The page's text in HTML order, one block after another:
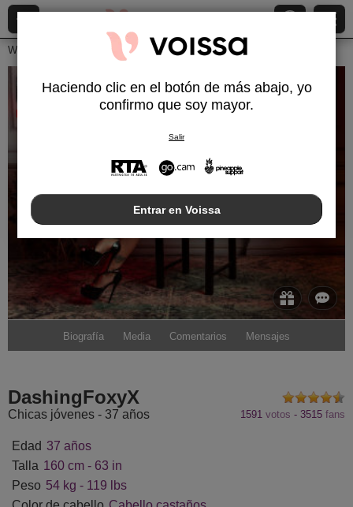
Webcams en vivo Chicas jóvenes Dashingfoxyx
DashingFoxyX
Desconectado
Biografía Media Comentarios Mensajes
1591 votos - 3515 fans
DashingFoxyX
Chicas jóvenes - 37 años
Edad 37 años
Talla 160 cm - 63 in
Peso 54 kg - 119 lbs
Haciendo clic en el botón de más abajo, yo
confirmo que soy mayor.
Salir
Entrar en Voissa